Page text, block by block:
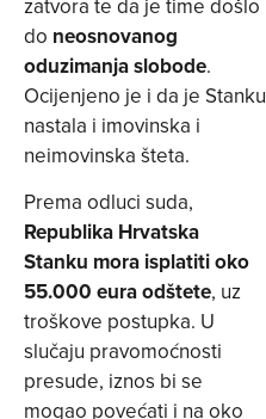
zatvora te da je time došlo
do neosnovanog
oduzimanja slobode.
Ocijenjeno je i da je Stanku
nastala i imovinska i
neimovinska šteta.
Prema odluci suda,
Republika Hrvatska
Stanku mora isplatiti oko
55.000 eura odštete, uz
troškove postupka. U
slučaju pravomoćnosti
presude, iznos bi se
mogao povećati i na oko